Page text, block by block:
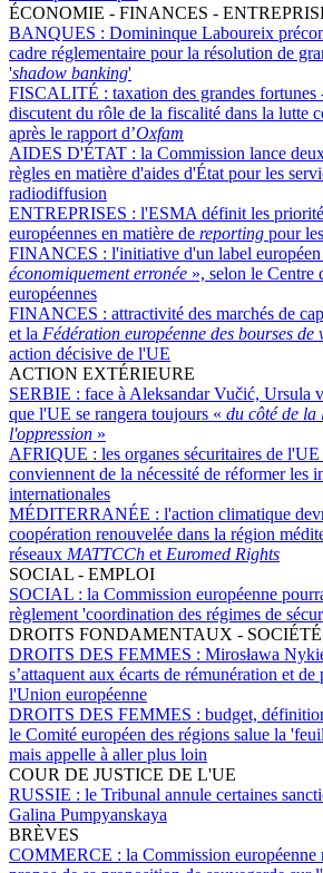
ÉCONOMIE - FINANCES -
BANQUES : Domininque Laboureix
cadre réglementaire pour la résolution de
'shadow banking'
FISCALITÉ : taxation des grandes fortunes
discutent du rôle de la fiscalité dans la lutte
après le rapport d’Oxfam
AIDES D'ÉTAT : la Commission lance
règles en matière d'aides d'État pour les
radiodiffusion
ENTREPRISES : l'ESMA définit les
européennes en matière de reporting pour
FINANCES : l'initiative d'un label européen
économiquement erronée », selon le Centre
européennes
FINANCES : attractivité des marchés de
et la Fédération européenne des bourses de
action décisive de l'UE
ACTION EXTÉRIEURE
SERBIE : face à Aleksandar Vučić, Ursula
que l'UE se rangera toujours « du côté de la
l'oppression »
AFRIQUE : les organes sécuritaires de
conviennent de la nécessité de réformer les
internationales
MÉDITERRANÉE : l'action climatique
coopération renouvelée dans la région
réseaux MATTCCh et Euromed Rights
SOCIAL - EMPLOI
SOCIAL : la Commission européenne
règlement 'coordination des régimes de
DROITS FONDAMENTAUX - SOCIÉTÉ
DROITS DES FEMMES : Mirosława
s’attaquent aux écarts de rémunération et de
l'Union européenne
DROITS DES FEMMES : budget,
le Comité européen des régions salue la
mais appelle à aller plus loin
COUR DE JUSTICE DE L'UE
RUSSIE : le Tribunal annule certaines
Galina Pumpyanskaya
BRÈVES
COMMERCE : la Commission européenne